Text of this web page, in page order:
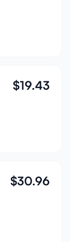
$19.43
$30.96